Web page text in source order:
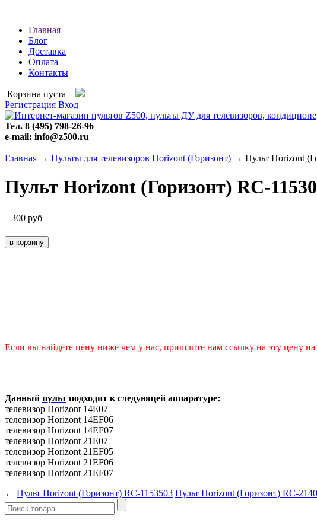
Главная
Блог
Доставка
Оплата
Контакты
Корзина пуста
Регистрация Вход
Тел. 8 (495) 798-26-96
e-mail: info@z500.ru
Главная → Пульты для телевизоров Horizont (Горизонт) → Пульт Horizont
Пульт Horizont (Горизонт) RC-
300 руб
Если вы найдёте цену ниже чем у нас, пришлите нам ссылку на эту цену
Данный пульт подходит к следующей аппаратуре:
телевизор Horizont 14E07
телевизор Horizont 14EF06
телевизор Horizont 14EF07
телевизор Horizont 21E07
телевизор Horizont 21EF05
телевизор Horizont 21EF06
телевизор Horizont 21EF07
← Пульт Horizont (Горизонт) RC-1153503 Пульт Horizont (Горизонт) RC-2140